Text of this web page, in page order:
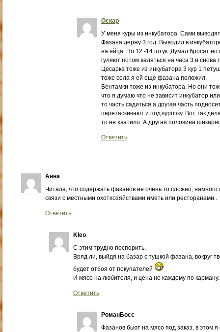
Оскар
У меня куры из инкубатора. Сами
Фазана держу 3 год. Выводил в
на яйца. По 12.-14 штук. Думал бросят но
гуляют потом валяться на часа 3 и
Цесарка тоже из инкубатора 3 кур 1
тоже села я ей ещё фазана положил.
Бентамки тоже из инкубатора. Но они
что я думаю что не зависит инкубатор
то часть садиться а другая часть
перетаскивают и под курочку. Вот так
то не хватило. А другая половина
Ответить
Анна
Читала, что содержать фазанов не очень то сложно,
связи с местными охотхозяйствами иметь или ресторанами..
Ответить
Kleo
С этим трудно поспорить.
Вряд ли, выйдя на базар с тушкой фазана, вокруг
будет отбоя от покупателей
И мясо на любителя, и цена не каждому по карману.
Ответить
РоманБосс
Фазанов бьют на мясо под заказ, в этом я